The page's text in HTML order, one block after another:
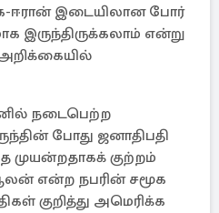
ஈரான் இடையிலான போர்
இருந்திருக்கலாம் என்று
நடைபெற்ற
போது ஜனாதிபதி
முயன்றதாகக் குற்றம்
என்ற நபரின் சமூக
குறித்து அமெரிக்க